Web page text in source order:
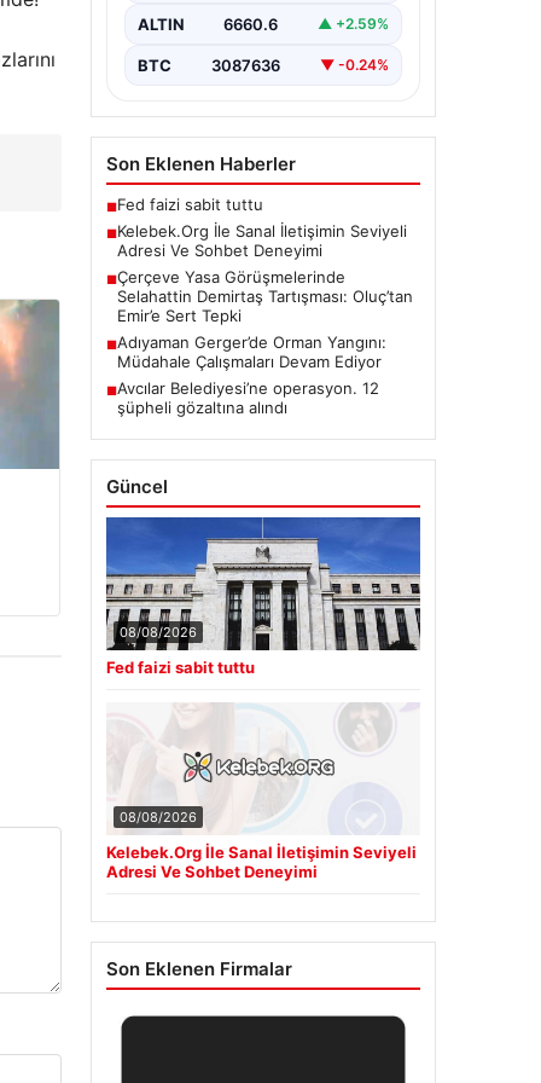
pek…
ALTIN 6660.6 ▲ +2.59%
BTC 3087636 ▼ -0.24%
Son Eklenen Haberler
■Fed faizi sabit tuttu
■Kelebek.Org İle Sanal İletişimin Seviyeli
Adresi Ve Sohbet Deneyimi
■Çerçeve Yasa Görüşmelerinde
Selahattin Demirtaş Tartışması: Oluç’tan
Emir’e Sert Tepki
■Adıyaman Gerger’de Orman Yangını:
Müdahale Çalışmaları Devam Ediyor
■Avcılar Belediyesi’ne operasyon. 12
şüpheli gözaltına alındı
Güncel
08/08/2026
Fed faizi sabit tuttu
08/08/2026
Kelebek.Org İle Sanal İletişimin Seviyeli
Adresi Ve Sohbet Deneyimi
Son Eklenen Firmalar